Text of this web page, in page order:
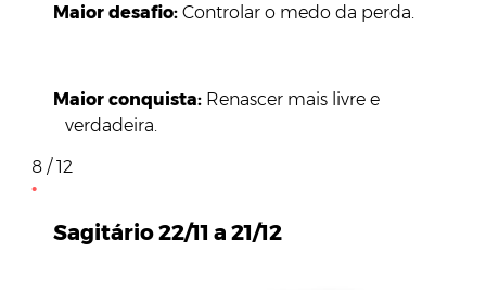
Maior desafio:Controlar o medo da perda.
Maior conquista: Renascer mais livre e
verdadeira.
8 / 12
Sagitário 22/11 a 21/12